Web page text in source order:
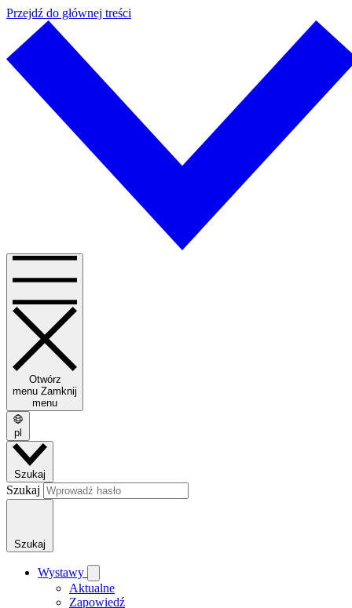
Przejdź do głównej treści
Otwórz
menu Zamknij
menu
pl
Szukaj
Szukaj
Szukaj
Wystawy
Aktualne
Zapowiedź